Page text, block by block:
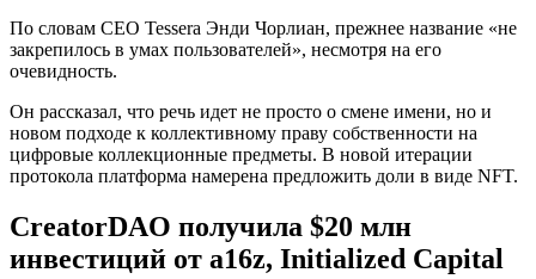
По словам CEO Tessera Энди Чорлиан, прежнее название «не
закрепилось в умах пользователей», несмотря на его
очевидность.
Он рассказал, что речь идет не просто о смене имени, но и
новом подходе к коллективному праву собственности на
цифровые коллекционные предметы. В новой итерации
протокола платформа намерена предложить доли в виде NFT.
CreatorDAO получила $20 млн
инвестиций от a16z, Initialized Capital